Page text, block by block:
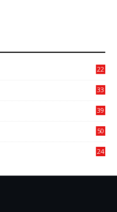
22
33
39
50
24